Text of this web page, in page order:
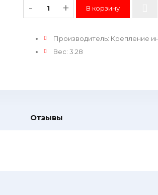
- +
Производитель: Крепление
Вес: 3.28
Отзывы